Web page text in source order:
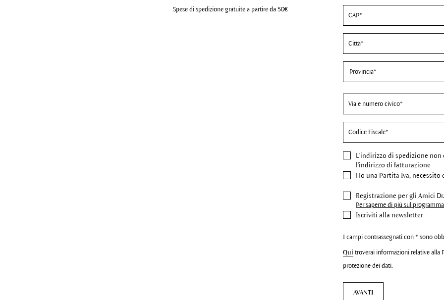
L'indirizzo di spedizione non
l'indirizzo di fatturazione
Ho una Partita Iva, necessito
Registrazione per gli Amici
Per saperne di più sul
Iscriviti alla newsletter
I campi contrassegnati con * sono
Qui troverai informazioni relative alla
protezione dei dati.
AVANTI
Spese di spedizione gratuite a partire da 50€